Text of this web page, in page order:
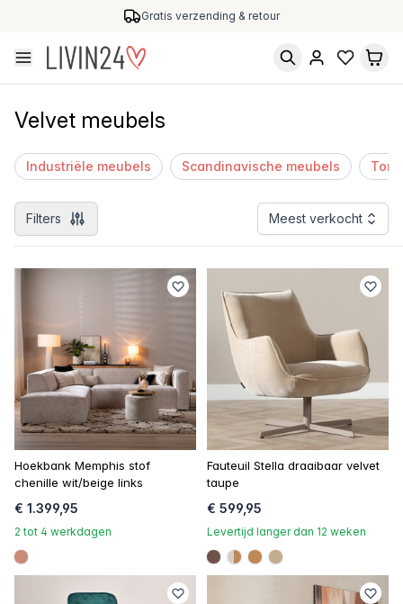
Gratis verzending & retour
Velvet meubels
Industriële meubels Scandinavische meubels
Filters Meest verkocht
Hoekbank Memphis stof
chenille wit/beige links
€ 1.399,95
2 tot 4 werkdagen
#c98a78
Fauteuil Stella draaibaar velvet
taupe
€ 599,95
Levertijd langer dan 12 weken
#6e5148
linear-gradient(to right,
#be8957
#c4ad8d